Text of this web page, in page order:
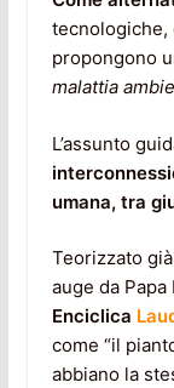
tecnologiche,
propongono
malattia
L’assunto
umana, tra
Teorizzato
auge da
Enciclica
come “il
abbiano la